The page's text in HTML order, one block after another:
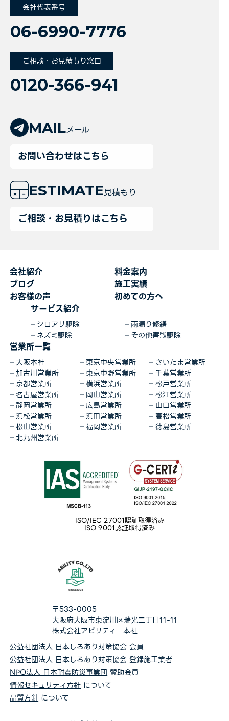
会社代表番号
06-6990-7776
ご相談・お見積もり窓口
0120-366-941
MAILメール
お問い合わせはこちら
ESTIMATE見積もり
ご相談・お見積りはこちら
会社紹介
料金案内
ブログ
施工実績
お客様の声
初めての方へ
サービス紹介
シロアリ駆除
雨漏り修繕
ネズミ駆除
その他害獣駆除
営業所一覧
大阪本社 東京中央営業所
さいたま営業所
加古川営業所
東京中野営業所
千葉営業所
京都営業所
横浜営業所
松戸営業所
名古屋営業所
岡山営業所
松江営業所
静岡営業所
広島営業所
山口営業所
浜松営業所
浜田営業所
高松営業所
松山営業所
福岡営業所
徳島営業所
北九州営業所
ISO/IEC 27001認証取得済み
ISO 9001認証取得済み
〒533-0005
大阪府大阪市東淀川区瑞光二丁目11-11
株式会社アビリティ 本社
公益社団法人 日本しろあり対策協会 会員
公益社団法人 日本しろあり対策協会 登録施工業者
NPO法人 日本耐震防災事業団 賛助会員
情報セキュリティ方針 について
品質方針 について